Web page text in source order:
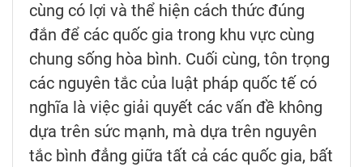
cùng có lợi và thể hiện cách thức đúng
đắn để các quốc gia trong khu vực cùng
chung sống hòa bình. Cuối cùng, tôn trọng
các nguyên tắc của luật pháp quốc tế có
nghĩa là việc giải quyết các vấn đề không
dựa trên sức mạnh, mà dựa trên nguyên
tắc bình đẳng giữa tất cả các quốc gia, bất